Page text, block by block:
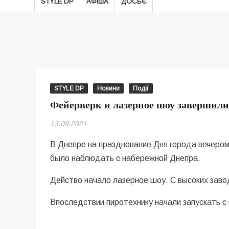
STYLE DP Новини Події
Фейерверк и лазерное шоу
13.09.2021
В Днепре на празднование Дня города
было наблюдать с набережной Днепра.
Действо начало лазерное шоу. С высоких
Впоследствии пиротехнику начали